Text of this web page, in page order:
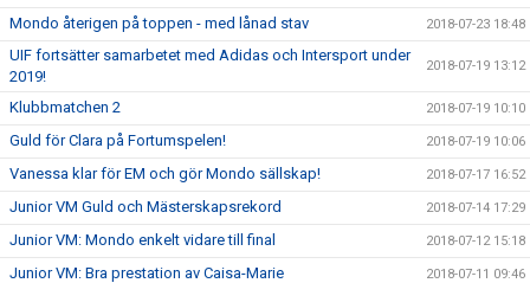
Mondo återigen på toppen - med lånad stav 2018-07-23 18:48
UIF fortsätter samarbetet med Adidas och Intersport under
2019!
2018-07-19 13:12
Klubbmatchen 2 2018-07-19 10:10
Guld för Clara på Fortumspelen! 2018-07-19 10:06
Vanessa klar för EM och gör Mondo sällskap! 2018-07-17 16:52
Junior VM Guld och Mästerskapsrekord 2018-07-14 17:29
Junior VM: Mondo enkelt vidare till final 2018-07-12 15:18
Junior VM: Bra prestation av Caisa-Marie 2018-07-11 09:46